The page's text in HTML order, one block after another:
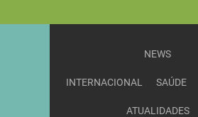
NEWS
INTERNACIONAL SAÚDE
ATUALIDADES